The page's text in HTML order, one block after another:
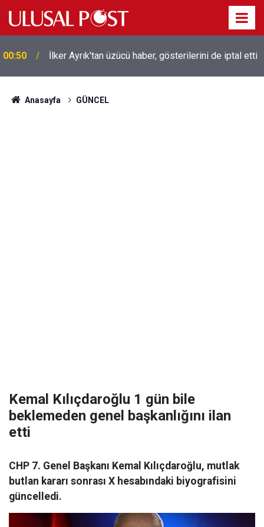
00:39
Liverpool efsanesi Mısırlı yıldız Mohamed Salah
Trabzonspor ile anlaştı! Yarın geliyor
Anasayfa GÜNCEL
Kemal Kılıçdaroğlu 1 gün bile
beklemeden genel başkanlığını ilan
etti
CHP 7. Genel Başkanı Kemal Kılıçdaroğlu, mutlak
butlan kararı sonrası X hesabındaki biyografisini
güncelledi.